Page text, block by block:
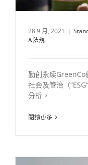
28 9 月, 2021 |
&法規
勤创永续GreenCo
社会及管治（
分析。
閱讀更多